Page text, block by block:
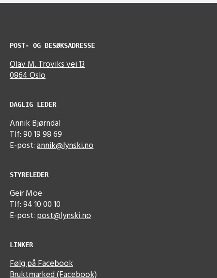
POST- OG BESØKSADRESSE
Olav M. Troviks vei 13
0864 Oslo
DAGLIG LEDER
Annik Bjørndal
Tlf: 90 19 98 69
E-post:annik@lynski.no
STYRELEDER
Geir Moe
Tlf: 94 10 00 10
E-post: post@lynski.no
LINKER
Følg på Facebook
Bruktmarked (Facebook)